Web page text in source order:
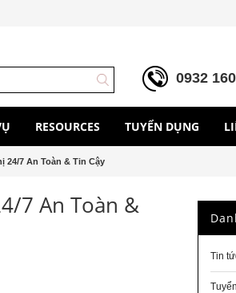
0932
RESOURCES TUYỂN DỤNG
24/7 An Toàn & Tin Cậy
7 An Toàn &
Tin